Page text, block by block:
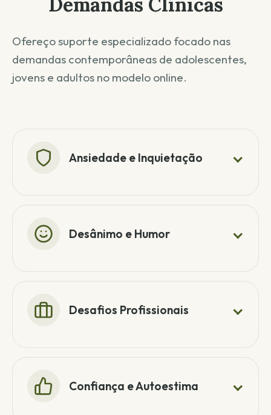
Ofereço suporte especializado focado nas
demandas contemporâneas de adolescentes,
jovens e adultos no modelo online.
Ansiedade e Inquietação
Desânimo e Humor
Desafios Profissionais
Confiança e Autoestima